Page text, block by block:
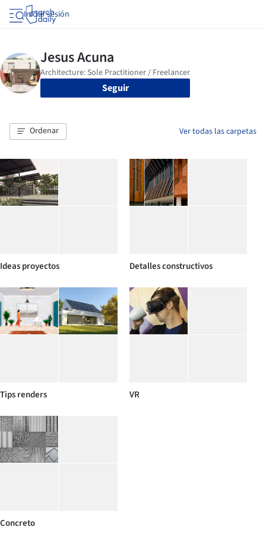
Iniciar sesión
Seguir
Ordenar Ver todas las carpetas
Ideas proyectos Detalles constructivos
Tips renders VR
Concreto